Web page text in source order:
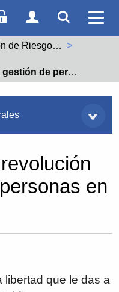
web
Acceso Socios
Acceso
Prevención de Riesgos Laborales
en RR.HH.
en
libertad que le das a